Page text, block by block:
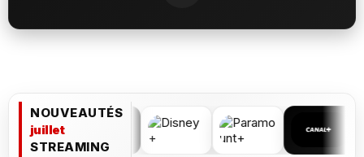
NOUVEAUTÉS
juillet
STREAMING